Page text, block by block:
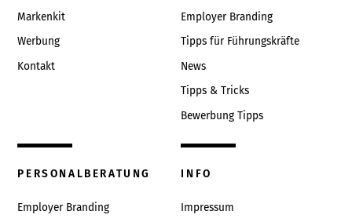
Markenkit
Werbung
Kontakt
Employer Branding
Tipps für Führungskräfte
News
Tipps & Tricks
Bewerbung Tipps
PERSONALBERATUNG
Employer Branding
INFO
Impressum